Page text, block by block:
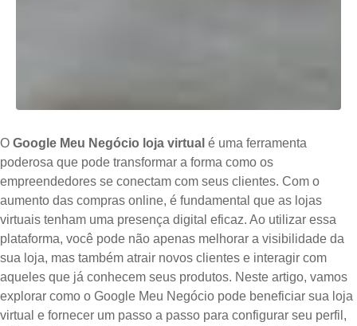
O Google Meu Negócio loja virtual é uma ferramenta
poderosa que pode transformar a forma como os
empreendedores se conectam com seus clientes. Com o
aumento das compras online, é fundamental que as lojas
virtuais tenham uma presença digital eficaz. Ao utilizar essa
plataforma, você pode não apenas melhorar a visibilidade da
sua loja, mas também atrair novos clientes e interagir com
aqueles que já conhecem seus produtos. Neste artigo, vamos
explorar como o Google Meu Negócio pode beneficiar sua loja
virtual e fornecer um passo a passo para configurar seu perfil,